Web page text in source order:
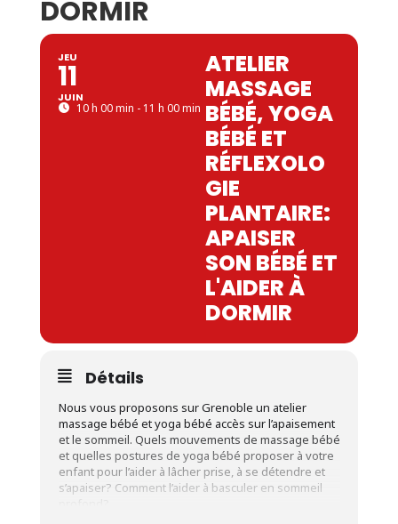
DORMIR
JEU
11
JUIN
10 h 00 min - 11 h 00 min
ATELIER
MASSAGE
BÉBÉ, YOGA
BÉBÉ ET
RÉFLEXOLO
GIE
PLANTAIRE:
APAISER
SON BÉBÉ ET
L'AIDER À
DORMIR
Détails
Nous vous proposons sur Grenoble un atelier
massage bébé et yoga bébé accès sur l’apaisement
et le sommeil. Quels mouvements de massage bébé
et quelles postures de yoga bébé proposer à votre
enfant pour l’aider à lâcher prise, à se détendre et
s’apaiser? Comment l’aider à basculer en sommeil